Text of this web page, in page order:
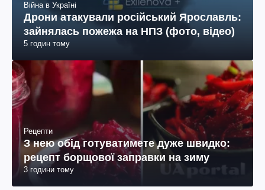
Війна в Україні
Дрони атакували російський Ярославль:
зайнялась пожежа на НПЗ (фото, відео)
5 годин тому
Рецепти
З нею обід готуватимете дуже швидко:
рецепт борщової заправки на зиму
3 години тому